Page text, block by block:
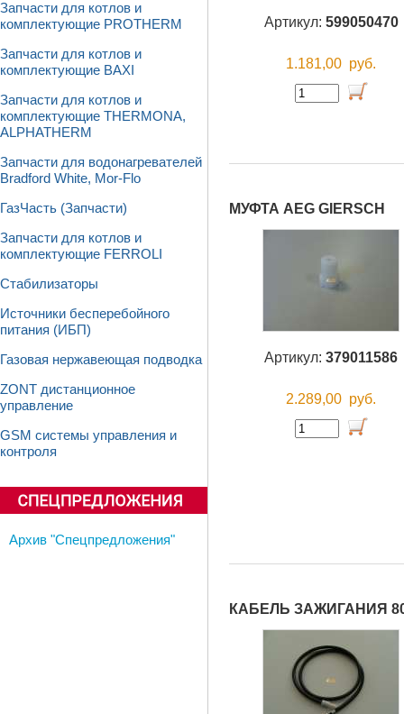
Запчасти для котлов и
комплектующие PROTHERM
Запчасти для котлов и
комплектующие BAXI
Запчасти для котлов и
комплектующие THERMONA,
ALPHATHERM
Запчасти для водонагревателей
Bradford White, Mor-Flo
ГазЧасть (Запчасти)
Запчасти для котлов и
комплектующие FERROLI
Стабилизаторы
Источники бесперебойного
питания (ИБП)
Газовая нержавеющая подводка
ZONT дистанционное
управление
GSM системы управления и
контроля
Архив "Спецпредложения"
Артикул: 599050470
1.181,00 руб.
МУФТА AEG GIERSCH
Артикул: 379011586
2.289,00 руб.
КАБЕЛЬ ЗАЖИГАНИЯ